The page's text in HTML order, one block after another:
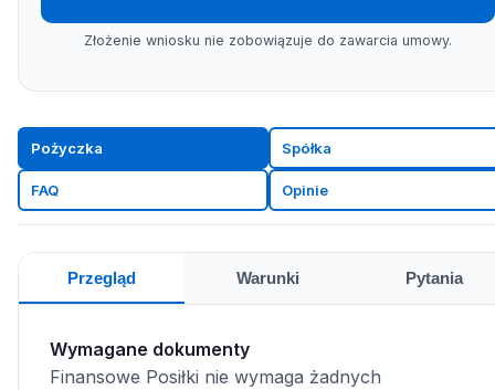
Złożenie wniosku nie zobowiązuje do zawarcia umowy.
Pożyczka Spółka
FAQ Opinie
Przegląd Warunki Pytania
Wymagane dokumenty
Finansowe Posiłki nie wymaga żadnych